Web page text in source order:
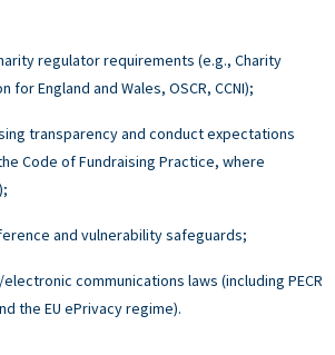
regulator requirements (e.g., Charity
for England and Wales, OSCR, CCNI);
transparency and conduct expectations
Code of Fundraising Practice, where
and vulnerability safeguards;
communications laws (including PECR
the EU ePrivacy regime).